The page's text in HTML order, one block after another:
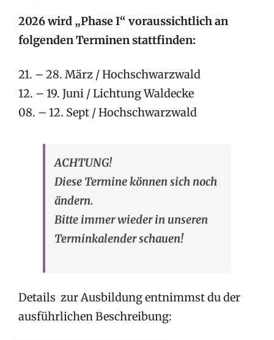
2026 wird „Phase I“ voraussichtlich an
folgenden Terminen stattfinden:
21. – 28. März / Hochschwarzwald
12. – 19. Juni / Lichtung Waldecke
08. – 12. Sept / Hochschwarzwald
ACHTUNG!
Diese Termine können sich noch
ändern.
Bitte immer wieder in unseren
Terminkalender schauen!
Details zur Ausbildung entnimmst du der
ausführlichen Beschreibung: